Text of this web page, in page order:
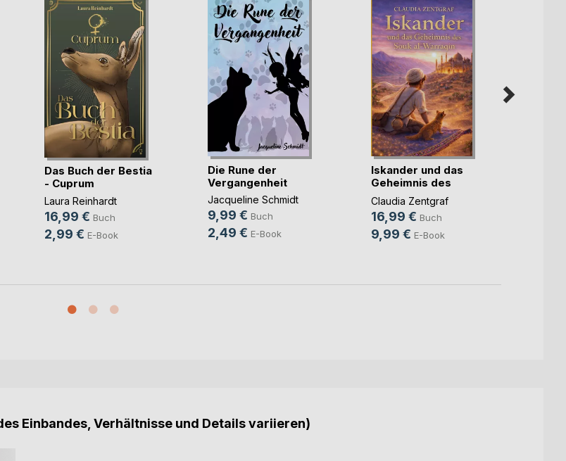
Das Buch der Bestia
- Cuprum
Laura Reinhardt
16,99 € Buch
2,99 € E-Book
Die Rune der
Vergangenheit
Jacqueline Schmidt
9,99 € Buch
2,49 € E-Book
Iskander und das
Geheimnis des
Sou(...)
Claudia Zentgraf
16,99 € Buch
9,99 € E-Book
Einbandes, Verhältnisse und Details variieren)